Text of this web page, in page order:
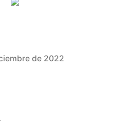
de 2022